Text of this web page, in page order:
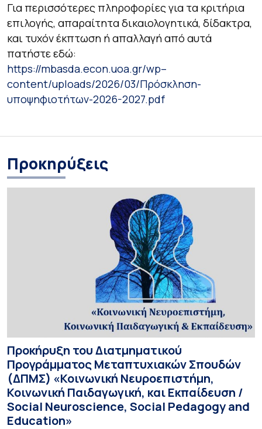
Για περισσότερες πληροφορίες για τα κριτήρια
επιλογής, απαραίτητα δικαιολογητικά, δίδακτρα,
και τυχόν έκπτωση ή απαλλαγή από αυτά
πατήστε εδώ:
https://mbasda.econ.uoa.gr/wp–
content/uploads/2026/03/Πρόσκληση-
υποψηφιοτήτων-2026-2027.pdf
Προκηρύξεις
Προκήρυξη του Διατμηματικού
Προγράμματος Μεταπτυχιακών Σπουδών
(ΔΠΜΣ) «Κοινωνική Νευροεπιστήμη,
Κοινωνική Παιδαγωγική, και Εκπαίδευση /
Social Neuroscience, Social Pedagogy and
Education»